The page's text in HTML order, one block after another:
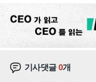
기사댓글0개